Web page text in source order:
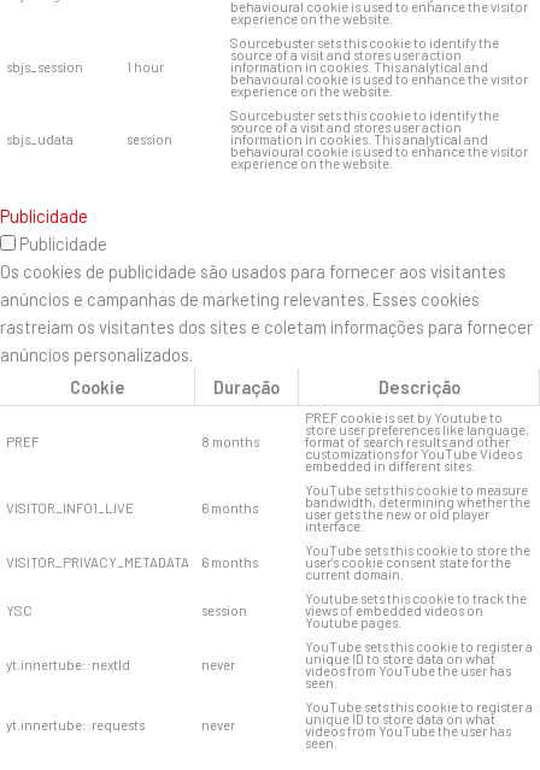
behavioural cookie is used to enhance the visitor
experience on the website.
sbjs_session 1 hour
Sourcebuster sets this cookie to identify the
source of a visit and stores user action
information in cookies. This analytical and
behavioural cookie is used to enhance the visitor
experience on the website.
sbjs_udata session
Sourcebuster sets this cookie to identify the
source of a visit and stores user action
information in cookies. This analytical and
behavioural cookie is used to enhance the visitor
experience on the website.
Publicidade
Publicidade
Os cookies de publicidade são usados ​​para fornecer aos visitantes
anúncios e campanhas de marketing relevantes. Esses cookies
rastreiam os visitantes dos sites e coletam informações para fornecer
anúncios personalizados.
Cookie
Duração Descrição
PREF 8 months
PREF cookie is set by Youtube to
store user preferences like language,
format of search results and other
customizations for YouTube Videos
embedded in different sites.
VISITOR_INFO1_LIVE 6 months
YouTube sets this cookie to measure
bandwidth, determining whether the
user gets the new or old player
interface.
VISITOR_PRIVACY_METADATA 6 months
YouTube sets this cookie to store the
user's cookie consent state for the
current domain.
YSC session
Youtube sets this cookie to track the
views of embedded videos on
Youtube pages.
yt.innertube::nextId never
YouTube sets this cookie to register a
unique ID to store data on what
videos from YouTube the user has
seen.
yt.innertube::requests never
YouTube sets this cookie to register a
unique ID to store data on what
videos from YouTube the user has
seen.